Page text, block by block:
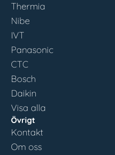
Thermia
Nibe
IVT
Panasonic
CTC
Bosch
Daikin
Visa alla
Övrigt
Kontakt
Om oss